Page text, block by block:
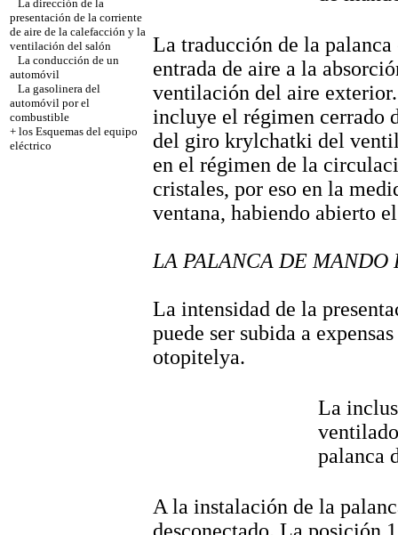
La dirección de la
presentación de la corriente
de aire de la calefacción y la
ventilación del salón
La conducción de un
automóvil
La gasolinera del
automóvil por el
combustible
+ los Esquemas del equipo
eléctrico
La traducción de la
entrada de aire a la
ventilación del aire
incluye el régimen cerrado
del giro krylchatki del
en el régimen de la
cristales, por eso en la
ventana, habiendo abierto
LA PALANCA DE MANDO
La intensidad de la
puede ser subida a
otopitelya.
La
palanca
A la instalación de la